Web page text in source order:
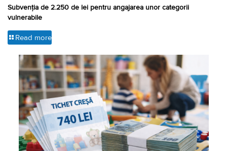
Subvenția de 2.250 de lei pentru angajarea unor categorii
vulnerabile
Read more